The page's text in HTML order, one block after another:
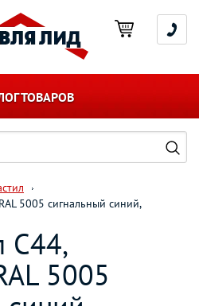
ТОВАРОВ
5005 сигнальный синий,
С44,
5005